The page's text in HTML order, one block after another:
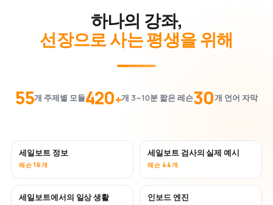
하나의 강좌,
선장으로 사는 평생을 위해
55개 주제별 모듈420+개 3~10분 짧은 레슨30개 언어 자막
세일보트 정보
레슨 16개
세일보트 검사의 실제 예시
레슨 44개
세일보트에서의 일상 생활 인보드 엔진